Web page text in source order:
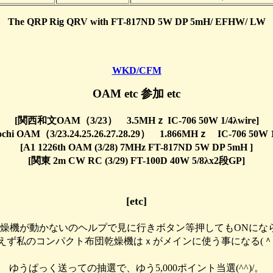
The QRP Rig QRV with FT-817ND 5W DP 5mH/ EFHW/ LW
WKD/CFM
OAM etc 参加 etc
[関西和文OAM（3/23） 3.5MHｚ IC-706 50W 1/4λwire]
OAM（3/23.24.25.26.27.28.29） 1.866MHｚ IC-706 50W
[A1 1226th OAM (3/28) 7MHz FT-817ND 5W DP 5mH ]
[関東 2m CW RC (3/29) FT-100D 40W 5/8λx2段GP]
[etc]
機が動かないのヘルプで見に行きボタン等押してもONにな
ず私のコンパクト布団乾燥機はｘがメインに使う事になる(
ゆうぱっく送っての抽選で、ゆう5,000ポイント当選(^^)/。